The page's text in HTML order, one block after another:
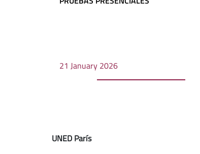
21 January 2026
UNED París